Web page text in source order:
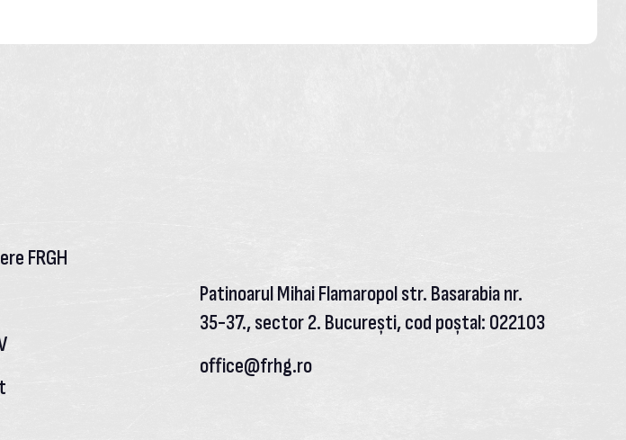
FRGH
Patinoarul Mihai Flamaropol str. Basarabia nr.
35-37., sector 2. București, cod poștal: 022103
office@frhg.ro